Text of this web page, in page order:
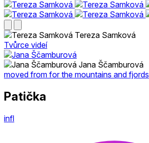
Tereza Samková
Tvůrce videí
Jana Ščamburová
moved from for the mountains and fjords
Patička
infl